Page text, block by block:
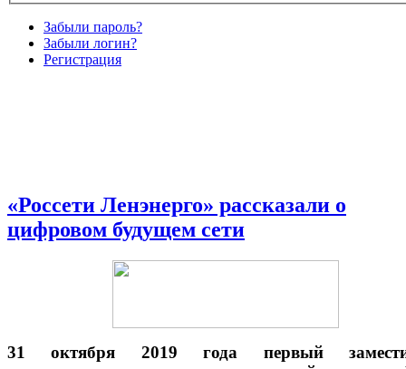
Забыли пароль?
Забыли логин?
Регистрация
«Россети Ленэнерго» рассказали о
цифровом будущем сети
31 октября 2019 года первый